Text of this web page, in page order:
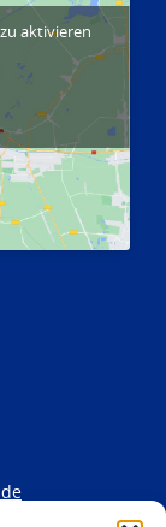
aktivieren